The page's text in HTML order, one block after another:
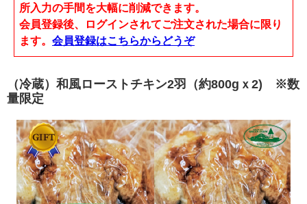
所入力の手間を大幅に削減できます。
会員登録後、ログインされてご注文された場合に限り
ます。 会員登録はこちらからどうぞ
（冷蔵）和風ローストチキン2羽（約800gｘ2) ※数
量限定